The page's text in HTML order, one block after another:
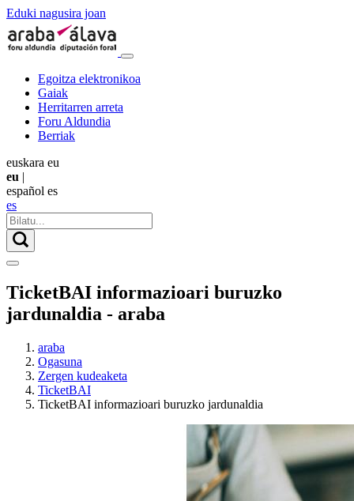
Eduki nagusira joan
Egoitza elektronikoa
Gaiak
Herritarren arreta
Foru Aldundia
Berriak
euskara eu
eu |
español es
es
TicketBAI informazioari buruzko
jardunaldia - araba
araba
Ogasuna
Zergen kudeaketa
TicketBAI
TicketBAI informazioari buruzko jardunaldia